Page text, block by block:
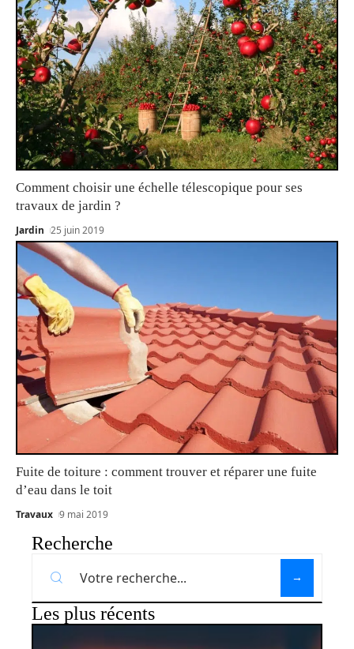
Comment choisir une échelle télescopique pour ses
travaux de jardin ?
Jardin 25 juin 2019
Fuite de toiture : comment trouver et réparer une fuite
d’eau dans le toit
Travaux 9 mai 2019
Recherche
Les plus récents